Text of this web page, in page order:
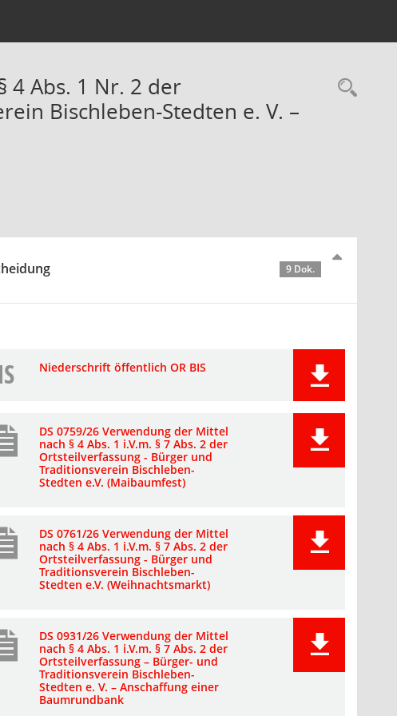
4 Abs. 1 Nr. 2 der
Bischleben-Stedten e. V. –
9 Dok.
Niederschrift öffentlich OR BIS
DS 0759/26 Verwendung der Mittel
nach § 4 Abs. 1 i.V.m. § 7 Abs. 2 der
Ortsteilverfassung - Bürger und
Traditionsverein Bischleben-
Stedten e.V. (Maibaumfest)
DS 0761/26 Verwendung der Mittel
nach § 4 Abs. 1 i.V.m. § 7 Abs. 2 der
Ortsteilverfassung - Bürger und
Traditionsverein Bischleben-
Stedten e.V. (Weihnachtsmarkt)
DS 0931/26 Verwendung der Mittel
nach § 4 Abs. 1 i.V.m. § 7 Abs. 2 der
Ortsteilverfassung – Bürger- und
Traditionsverein Bischleben-
Stedten e. V. – Anschaffung einer
Baumrundbank